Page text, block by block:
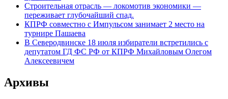
Строительная отрасль — локомотив экономики —
переживает глубочайший спад.
КПРФ совместно с Импульсом занимает 2 место на
турнире Пашаева
В Северодвинске 18 июля избиратели встретились с
депутатом ГД ФС РФ от КПРФ Михайловым Олегом
Алексеевичем
Архивы